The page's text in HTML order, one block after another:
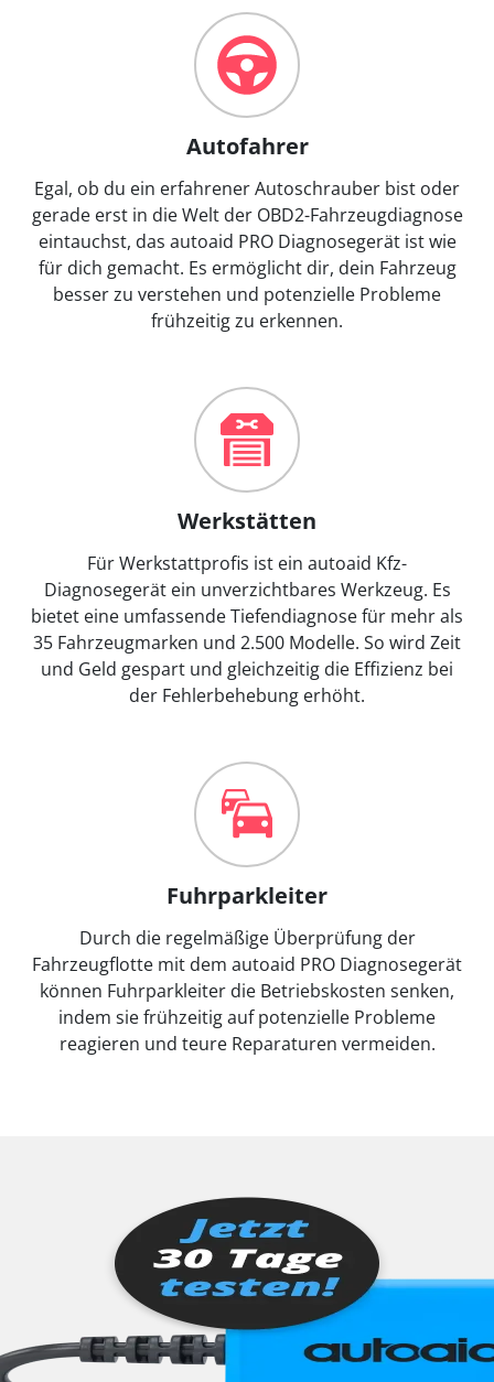
Autofahrer
Egal, ob du ein erfahrener Autoschrauber bist oder
gerade erst in die Welt der OBD2-Fahrzeugdiagnose
eintauchst, das autoaid PRO Diagnosegerät ist wie
für dich gemacht. Es ermöglicht dir, dein Fahrzeug
besser zu verstehen und potenzielle Probleme
frühzeitig zu erkennen.
Werkstätten
Für Werkstattprofis ist ein autoaid Kfz-
Diagnosegerät ein unverzichtbares Werkzeug. Es
bietet eine umfassende Tiefendiagnose für mehr als
35 Fahrzeugmarken und 2.500 Modelle. So wird Zeit
und Geld gespart und gleichzeitig die Effizienz bei
der Fehlerbehebung erhöht.
Fuhrparkleiter
Durch die regelmäßige Überprüfung der
Fahrzeugflotte mit dem autoaid PRO Diagnosegerät
können Fuhrparkleiter die Betriebskosten senken,
indem sie frühzeitig auf potenzielle Probleme
reagieren und teure Reparaturen vermeiden.